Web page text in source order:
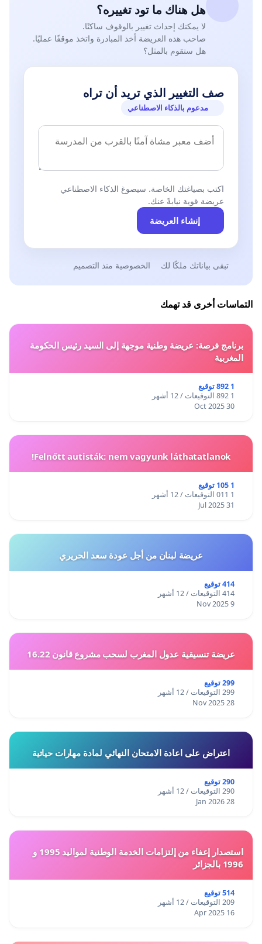
هل هناك ما تود تغييره؟
لا يمكنك إحداث تغيير بالوقوف ساكنًا.
صاحب هذه العريضة أخذ المبادرة واتخذ موقفًا عمليًا.
هل ستقوم بالمثل؟
صف التغيير الذي تريد أن تراه
مدعوم بالذكاء الاصطناعي
اكتب بصياغتك الخاصة. سيصوغ الذكاء الاصطناعي
عريضة قوية نيابةً عنك.
إنشاء العريضة
تبقى بياناتك ملكًا لك الخصوصية منذ التصميم
التماسات أخرى قد تهمك
برنامج فرصة: عريضة وطنية موجهة إلى السيد رئيس الحكومة
المغربية
1 892 توقيع
1 892 التوقيعات / 12 أشهر
30 Oct 2025
Felnőtt autisták: nem vagyunk láthatatlanok!
1 105 توقيع
1 011 التوقيعات / 12 أشهر
31 Jul 2025
عريضة لبنان من أجل عودة سعد الحريري
414 توقيع
414 التوقيعات / 12 أشهر
9 Nov 2025
عريضة تنسيقية عدول المغرب لسحب مشروع قانون 16.22
299 توقيع
299 التوقيعات / 12 أشهر
28 Nov 2025
اعتراض على اعادة الامتحان النهائي لمادة مهارات حياتية
290 توقيع
290 التوقيعات / 12 أشهر
28 Jan 2026
استصدار إعفاء من إلتزامات الخدمة الوطنية لمواليد 1995 و
1996 بالجزائر
514 توقيع
209 التوقيعات / 12 أشهر
16 Apr 2025